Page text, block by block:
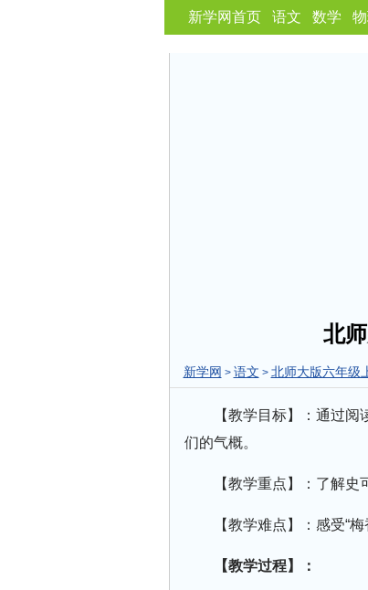
新学网首页 语文 数学
北
新学网 > 语文 > 北师大版六年级
【教学目标】：通过
们的气概。
【教学重点】：了解史
【教学难点】：感受“梅
【教学过程】：